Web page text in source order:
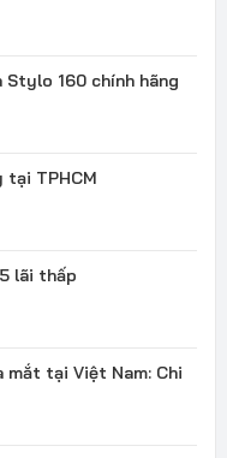
Stylo 160 chính hãng
tại TPHCM
lãi thấp
mắt tại Việt Nam: Chi